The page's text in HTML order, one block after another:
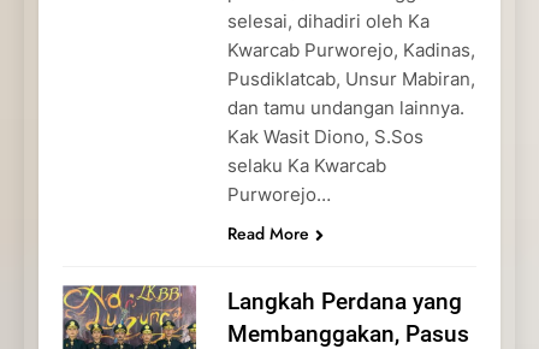
selesai, dihadiri oleh Ka
Kwarcab Purworejo, Kadinas,
Pusdiklatcab, Unsur Mabiran,
dan tamu undangan lainnya.
Kak Wasit Diono, S.Sos
selaku Ka Kwarcab
Purworejo…
Read More
Langkah Perdana yang
Membanggakan, Pasus